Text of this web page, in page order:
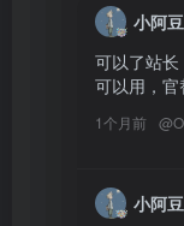
小阿豆
可以了站
可以用，
1个月前 @
小阿豆